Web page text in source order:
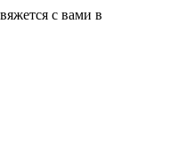
с вами в